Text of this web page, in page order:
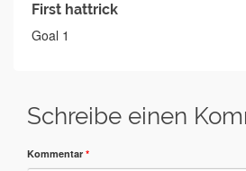
First hattrick
Goal 1
Schreibe einen
Kommentar *